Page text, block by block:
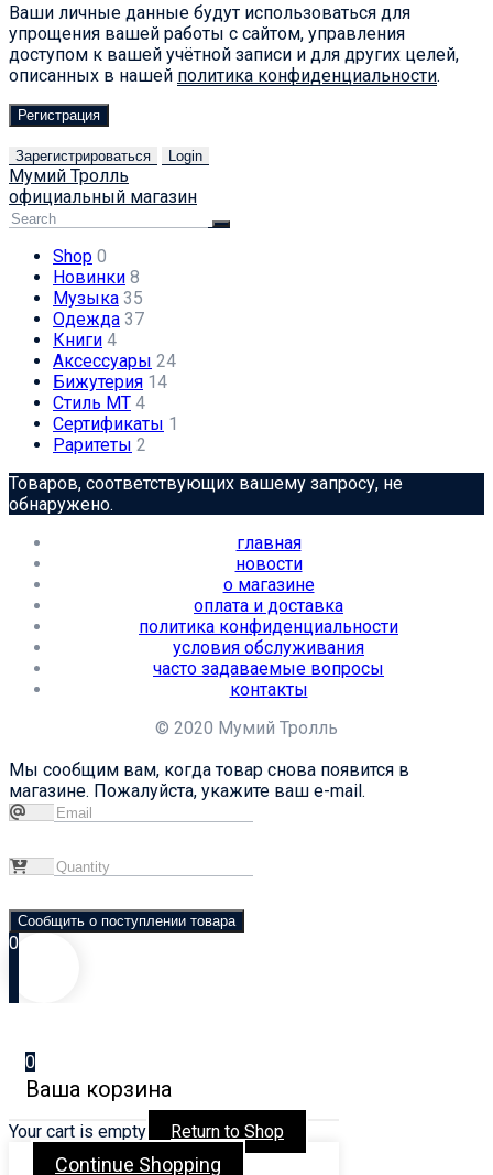
Ваши личные данные будут использоваться для
упрощения вашей работы с сайтом, управления
доступом к вашей учётной записи и для других целей,
описанных в нашей политика конфиденциальности.
Регистрация
Зарегистрироваться Login
Мумий Тролль
официальный магазин
Shop 0
Новинки 8
Музыка 35
Одежда 37
Книги 4
Аксессуары 24
Бижутерия 14
Стиль МТ 4
Сертификаты 1
Раритеты 2
Товаров, соответствующих вашему запросу, не
обнаружено.
главная
новости
о магазине
оплата и доставка
политика конфиденциальности
условия обслуживания
часто задаваемые вопросы
контакты
© 2020 Мумий Тролль
Мы сообщим вам, когда товар снова появится в
магазине. Пожалуйста, укажите ваш e-mail.
Сообщить о поступлении товара
0
0
Ваша корзина
Your cart is empty Return to Shop
Continue Shopping